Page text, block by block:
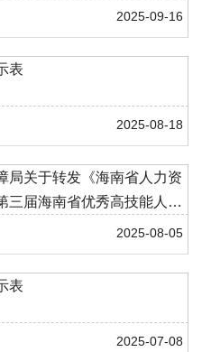
2025-09-16
表
2025-08-18
局关于转发《海南省人力资
三届海南省优秀高技能人才
2025-08-05
表
2025-07-08